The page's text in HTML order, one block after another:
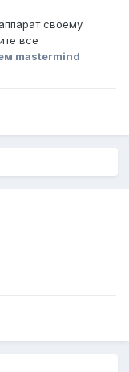
своему
все
mastermind